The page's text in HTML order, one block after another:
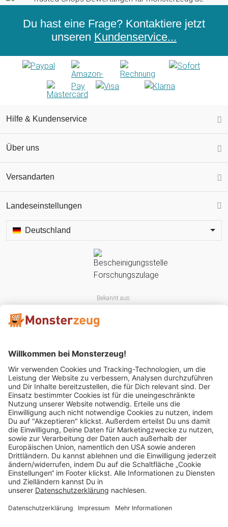
Du hast eine Frage? Kontaktiere jetzt
unseren Kundenservice...
Hilfe & Kundenservice
Über uns
Versandarten
Landeseinstellungen
Deutschland
Bekannt aus:
Mitglied im:
Impressum AGB Widerrufsbelehrung